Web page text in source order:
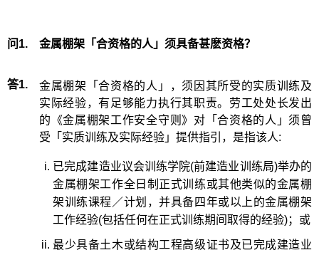
问1. 金属棚架「合资格的人」须具备甚麽资格？
答1.
金属棚架「合资格的人」，须因其所受的实质训练及
实际经验，有足够能力执行其职责。劳工处处长发出
的《金属棚架工作安全守则》对「合资格的人」须曾
受「实质训练及实际经验」提供指引，是指该人:
已完成建造业议会训练学院(前建造业训练局)举办的
金属棚架工作全日制正式训练或其他类似的金属棚
架训练课程／计划，并具备四年或以上的金属棚架
工作经验(包括任何在正式训练期间取得的经验)；或
最少具备土木或结构工程高级证书及已完成建造业